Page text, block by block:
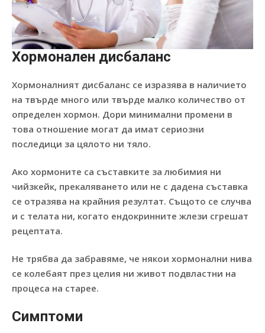
Хормонален дисбаланс
Хормоналният дисбаланс се изразява в наличието
на твърде много или твърде малко количество от
определен хормон. Дори минимални промени в
това отношение могат да имат сериозни
последици за цялото ни тяло.
Ако хормоните са съставките за любимия ни
чийзкейк, прекаляването или не с дадена съставка
се отразява на крайния резултат. Същото се случва
и с телата ни, когато ендокринните жлези сгрешат
рецептата.
Не трябва да забравяме, че някои хормонални нива
се колебаят през целия ни живот подвластни на
процеса на старее.
Симптоми